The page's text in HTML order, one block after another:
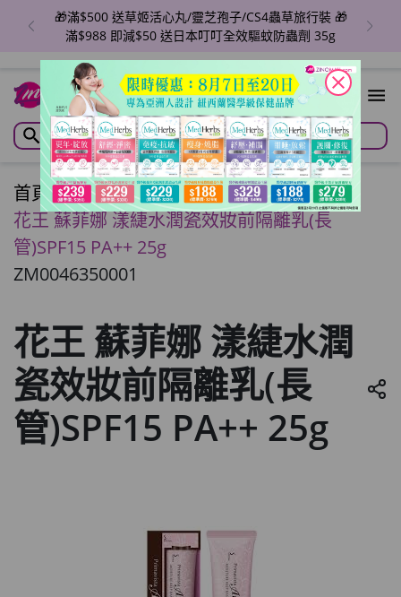
🎁滿$500 送草姬活心丸/靈芝孢子/CS4蟲草旅行裝 🎁
滿$988 即減$50 送日本叮叮全效驅蚊防蟲劑 35g
🎁滿
首頁/
花王 蘇菲娜 漾緁水潤瓷效妝前隔離乳(長
管)SPF15 PA++ 25g
ZM0046350001
花王 蘇菲娜 漾緁水潤
瓷效妝前隔離乳(長
管)SPF15 PA++ 25g
close